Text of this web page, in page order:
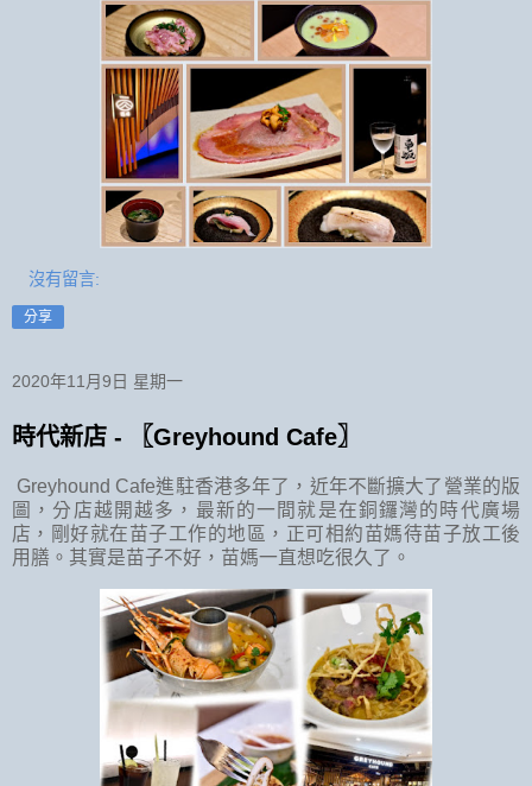
沒有留言:
分享
2020年11月9日 星期一
時代新店 - 〖Greyhound Cafe〗
Greyhound Cafe進駐香港多年了，近年不斷擴大了營業的版
圖，分店越開越多，最新的一間就是在銅鑼灣的時代廣場
店，剛好就在苗子工作的地區，正可相約苗媽待苗子放工後
用膳。其實是苗子不好，苗媽一直想吃很久了。